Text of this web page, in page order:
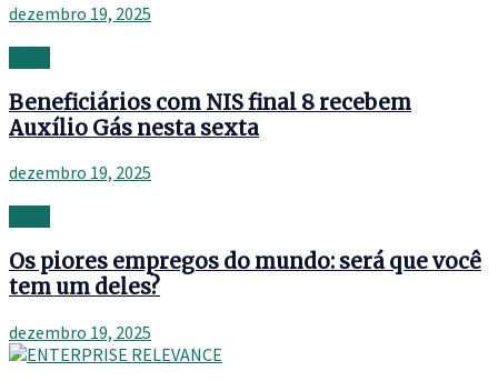
dezembro 19, 2025
Beneficiários com NIS final 8 recebem
Auxílio Gás nesta sexta
dezembro 19, 2025
Os piores empregos do mundo: será que você
tem um deles?
dezembro 19, 2025